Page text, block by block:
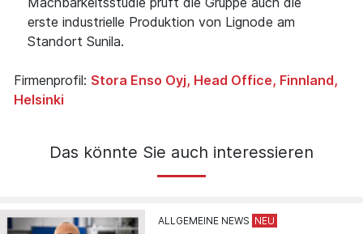
erste industrielle Produktion von Lignode am
Standort Sunila.
Firmenprofil: Stora Enso Oyj, Head Office, Finnland,
Helsinki
Das könnte Sie auch interessieren
ALLGEMEINE NEWS